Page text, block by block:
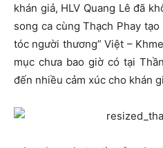
khán giả, HLV Quang Lê đã
song ca cùng Thạch Phay
tóc người thương” Việt –
mục chưa bao giờ có tại
đến nhiều cảm xúc cho khán